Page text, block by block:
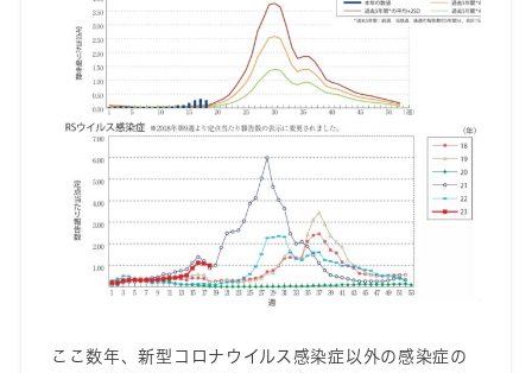
ここ数年、新型コロナウイルス感染症以外の感染症の